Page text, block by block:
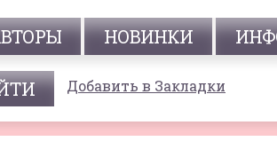
НОВИНКИ
Добавить в Закладки